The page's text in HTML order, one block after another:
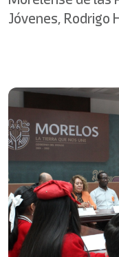
Jóvenes, Rodrigo